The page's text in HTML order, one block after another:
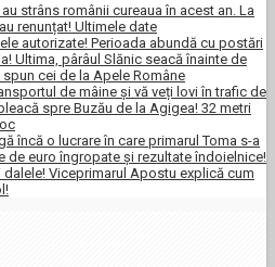
strâns românii cureaua în acest an. La
renunțat! Ultimele date
autorizate! Perioada abundă cu postări
Ultima, pârâul Slănic seacă înainte de
spun cei de la Apele Române
de mâine și vă veți lovi în trafic de
spre Buzău de la Agigea! 32 metri
încă o lucrare în care primarul Toma s-a
de euro îngropate și rezultate îndoielnice!
Viceprimarul Apostu explică cum